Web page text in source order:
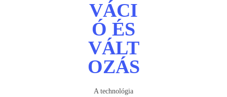
VÁCI
Ó ÉS
VÁLT
OZÁS
A technológia